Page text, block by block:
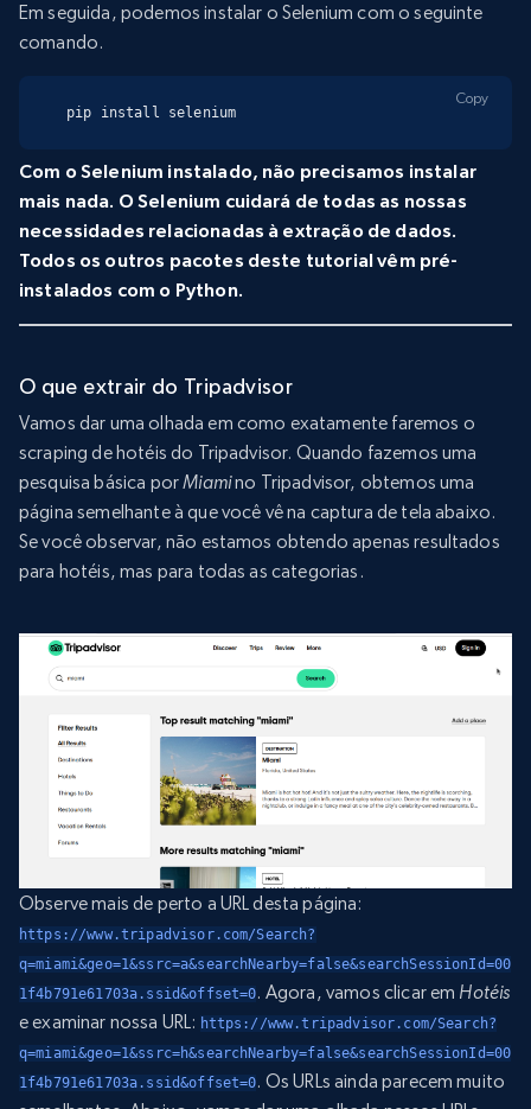
Em seguida, podemos instalar o Selenium com o seguinte
comando.
pip install selenium
Copy
Com o Selenium instalado, não precisamos instalar
mais nada. O Selenium cuidará de todas as nossas
necessidades relacionadas à extração de dados.
Todos os outros pacotes deste tutorial vêm pré-
instalados com o Python.
O que extrair do Tripadvisor
Vamos dar uma olhada em como exatamente faremos o
scraping de hotéis do Tripadvisor. Quando fazemos uma
pesquisa básica porMiamino Tripadvisor, obtemos uma
página semelhante à que você vê na captura de tela abaixo.
Se você observar, não estamos obtendo apenas resultados
para hotéis, mas para todas as categorias.
Observe mais de perto a URL desta página:
https://www.tripadvisor.com/Search?
q=miami&geo=1&ssrc=a&searchNearby=false&searchSessionId=00
1f4b791e61703a.ssid&offset=0. Agora, vamos clicar em Hotéis
e examinar nossa URL: https://www.tripadvisor.com/Search?
q=miami&geo=1&ssrc=h&searchNearby=false&searchSessionId=00
1f4b791e61703a.ssid&offset=0. Os URLs ainda parecem muito